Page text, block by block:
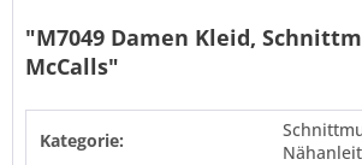
"M7049 Damen Kleid,
McCalls"
Kategorie: